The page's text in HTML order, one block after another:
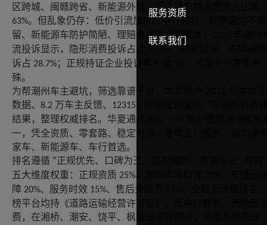
服务资质
联系我们
区跨城、闽赣跨省、新能源外运、返乡运车四大需求占比超
63%。但乱象仍存：低价引流加价、中介转包、旺季运力不
留、新能源车防护简陋、理赔推诿等问题频发。
流投诉显示，隐形消费投诉占比
诉占 28.7%；正规持证企业投诉率不足
殊。
为帮潮州车主避坑，筛选靠谱平台，本文结合
数据、 8.2 万车主反馈、 12315 /
结果，整理权威排名。华夏通物流以
一，凭全资质、零套路、稳定时效、全域上门服务，成为潮
家车、新能源车、车行首选。
排名遵循 "正规优先、口碑为王、适配潮州、客观公正
五大维度权重：正规资质 25%、潮州本地口碑
障 20%、服务时效 15%、售后兑现力
榜平台均持《道路运输经营许可证》，无中介转包、无隐形
费，在湘桥、潮安、饶平、枫溪设直营网点，熟悉本地取送